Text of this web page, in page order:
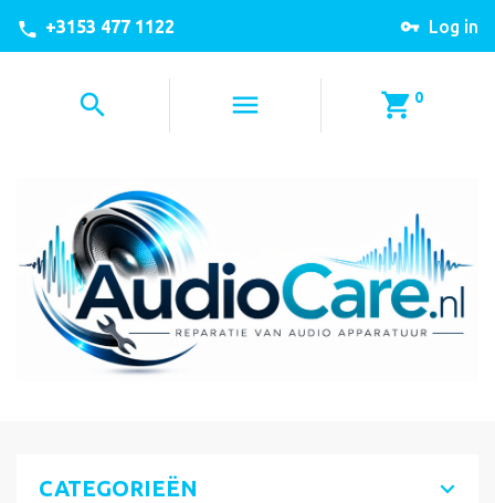
Log in
+3153 477 1122
0
CATEGORIEËN